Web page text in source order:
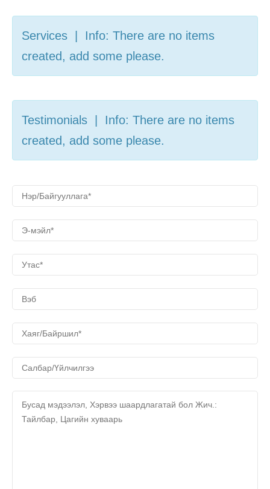
Services | Info: There are no items
created, add some please.
Testimonials | Info: There are no items
created, add some please.